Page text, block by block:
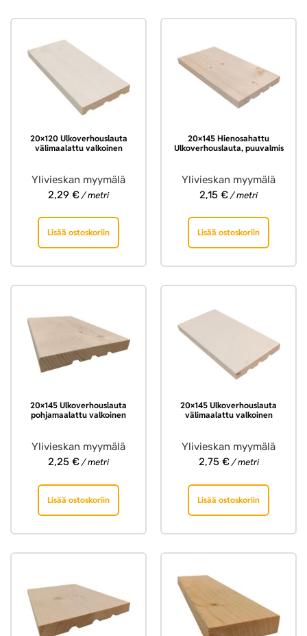
20×120 Ulkoverhouslauta
välimaalattu valkoinen
Ylivieskan myymälä
2,29 € / metri
Lisää ostoskoriin
20×145 Hienosahattu
Ulkoverhouslauta, puuvalmis
Ylivieskan myymälä
2,15 € / metri
Lisää ostoskoriin
20×145 Ulkoverhouslauta
pohjamaalattu valkoinen
Ylivieskan myymälä
2,25 € / metri
Lisää ostoskoriin
20×145 Ulkoverhouslauta
välimaalattu valkoinen
Ylivieskan myymälä
2,75 €/ metri
Lisää ostoskoriin